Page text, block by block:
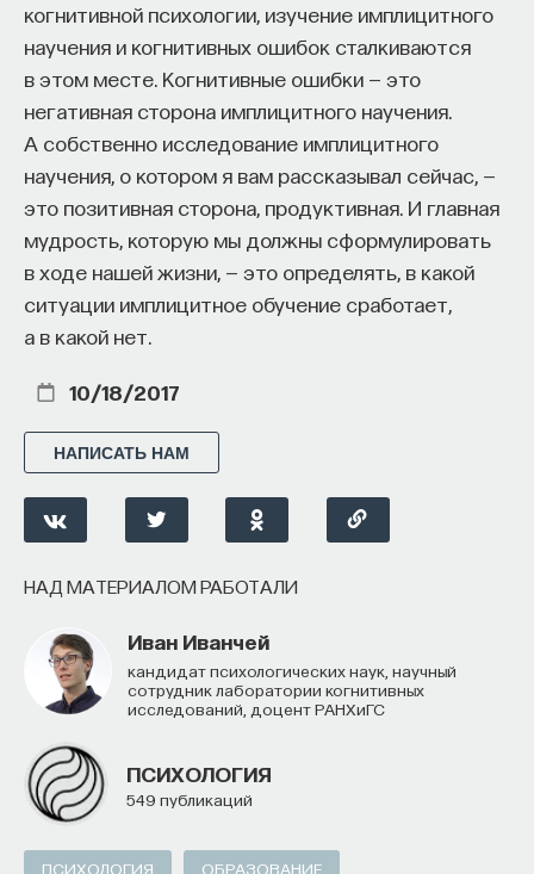
когнитивной психологии, изучение имплицитного
научения и когнитивных ошибок сталкиваются
в этом месте. Когнитивные ошибки — это
негативная сторона имплицитного научения.
А собственно исследование имплицитного
научения, о котором я вам рассказывал сейчас, —
это позитивная сторона, продуктивная. И главная
мудрость, которую мы должны сформулировать
в ходе нашей жизни, — это определять, в какой
ситуации имплицитное обучение сработает,
а в какой нет.
10/18/2017
НАПИСАТЬ НАМ
НАД МАТЕРИАЛОМ РАБОТАЛИ
Иван Иванчей
кандидат психологических наук, научный
сотрудник лаборатории когнитивных
исследований, доцент РАНХиГС
ПСИХОЛОГИЯ
549 публикаций
ПСИХОЛОГИЯ ОБРАЗОВАНИЕ